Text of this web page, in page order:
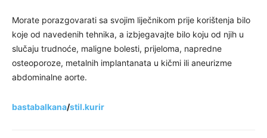
Morate porazgovarati sa svojim liječnikom prije korištenja bilo
koje od navedenih tehnika, a izbjegavajte bilo koju od njih u
slučaju trudnoće, maligne bolesti, prijeloma, napredne
osteoporoze, metalnih implantanata u kičmi ili aneurizme
abdominalne aorte.
bastabalkana/stil.kurir